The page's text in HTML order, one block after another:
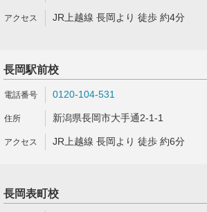
JR上越線 長岡より 徒歩 約4分
長岡駅前校
0120-104-531
新潟県長岡市大手通2-1-1
JR上越線 長岡より 徒歩 約6分
長岡表町校